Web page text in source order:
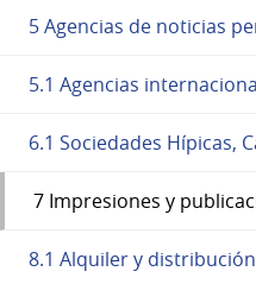
5 Agencias de noticias
5.1 Agencias
6.1 Sociedades Hípicas,
7 Impresiones y
8.1 Alquiler y